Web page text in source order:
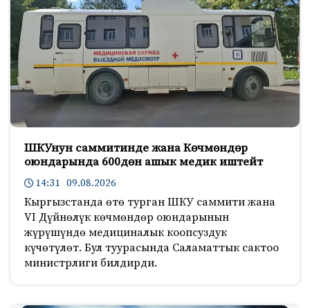
ШКУнун саммитинде жана Көчмөндөр
оюндарында 600дөн ашык медик иштейт
14:31 09.08.2026
Кыргызстанда өтө турган ШКУ саммити жана
VI Дүйнөлүк көчмөндөр оюндарынын
жүрүшүндө медициналык коопсуздук
күчөтүлөт. Бул туурасында Саламаттык сактоо
министрлиги билдирди.